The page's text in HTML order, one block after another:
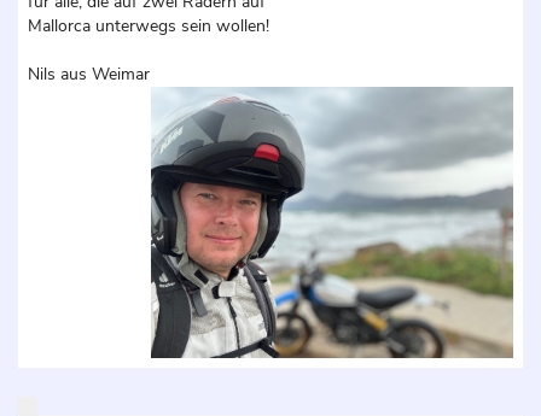
Mallorca unterwegs sein wollen!
Nils aus Weimar